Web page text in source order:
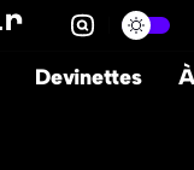
Devinettes